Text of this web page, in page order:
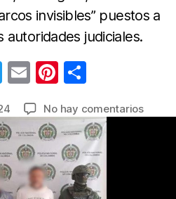
invisibles” puestos a
autoridades judiciales.
T
itt
er
E
ail
Pi
er
e
st
m
p
ar
tir
No hay comentariosen